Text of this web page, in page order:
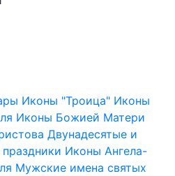
Иконы "Троица" Иконы
Иконы Божией Матери
Двунадесятые и
Иконы Ангела-
Мужские имена святых